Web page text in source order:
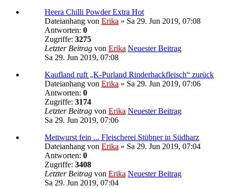
Heera Chilli Powder Extra Hot
Dateianhang von Erika » Sa 29. Jun 2019, 07:08
Antworten: 0
Zugriffe: 3275
Letzter Beitrag von Erika Neuester Beitrag
Sa 29. Jun 2019, 07:08
Kaufland ruft „K-Purland Rinderhackfleisch“ zurück
Dateianhang von Erika » Sa 29. Jun 2019, 07:06
Antworten: 0
Zugriffe: 3174
Letzter Beitrag von Erika Neuester Beitrag
Sa 29. Jun 2019, 07:06
Mettwurst fein ... Fleischerei Stübner in Südharz
Dateianhang von Erika » Sa 29. Jun 2019, 07:04
Antworten: 0
Zugriffe: 3408
Letzter Beitrag von Erika Neuester Beitrag
Sa 29. Jun 2019, 07:04